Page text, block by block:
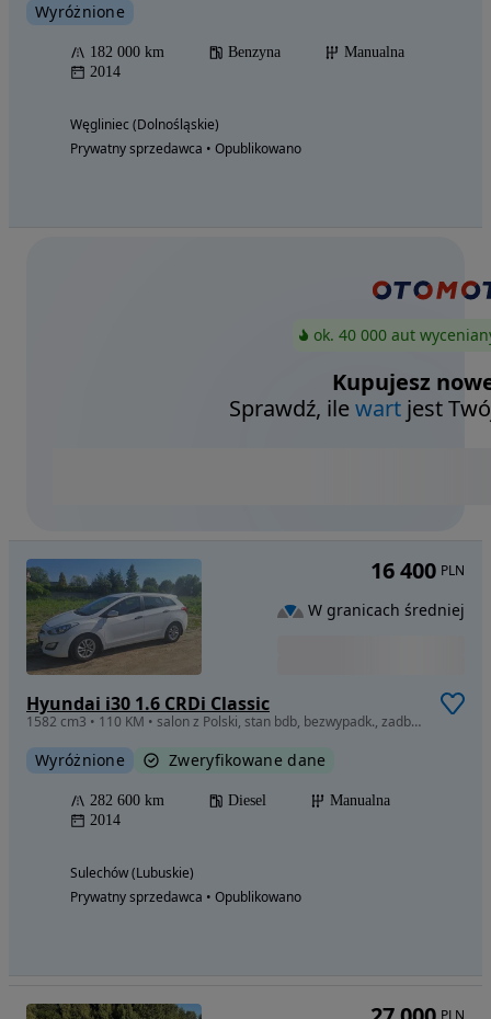
Wyróżnione
182 000 km Benzyna
Manualna
2014
Węgliniec (Dolnośląskie)
Prywatny sprzedawca • Opublikowano
ok. 40 000 aut
Kupujesz
Sprawdź, ilewart jest
Hyundai i30 1.6 CRDi Classic
1582 cm3 • 110 KM • salon z Polski, stan bdb, bezwypadk., zadbany, hak, jedyny kierowca
Wyróżnione Zweryfikowane dane
282 600 km Diesel
Manualna
2014
Sulechów (Lubuskie)
Prywatny sprzedawca • Opublikowano
16 400 PLN
W granicach średniej
PLN